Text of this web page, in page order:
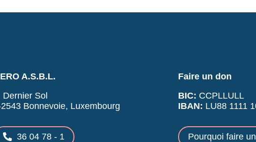
A.S.B.L.
Dernier Sol
Bonnevoie, Luxembourg
36 04 78 - 1
Faire un don
BIC: CCPLLULL
IBAN: LU88 1111
Pourquoi faire